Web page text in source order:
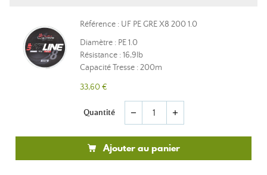
Référence : UF PE GRE X8 200 1.0
Diamètre : PE 1.0
Résistance : 16,9lb
Capacité Tresse : 200m
33,60 €
Quantité remove add
Ajouter au panier